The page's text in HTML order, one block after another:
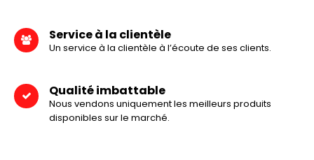
Service à la clientèle
Un service à la clientèle à l’écoute de ses clients.
Qualité imbattable
Nous vendons uniquement les meilleurs produits
disponibles sur le marché.